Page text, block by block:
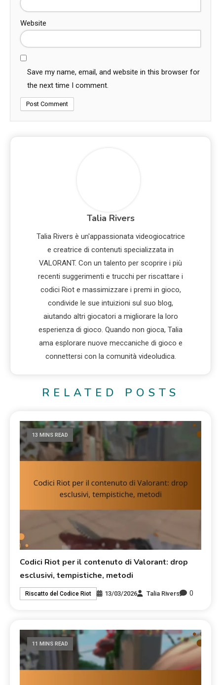
Website
Save my name, email, and website in this browser for
the next time I comment.
Talia Rivers
Talia Rivers è un'appassionata videogiocatrice
e creatrice di contenuti specializzata in
VALORANT. Con un talento per scoprire i più
recenti suggerimenti e trucchi per riscattare i
codici Riot e massimizzare i premi in gioco,
condivide le sue intuizioni sul suo blog,
aiutando altri giocatori a migliorare la loro
esperienza di gioco. Quando non gioca, Talia
ama esplorare nuove meccaniche di gioco e
connettersi con la comunità videoludica.
RELATED POSTS
13 MINS READ
Codici Riot per il contenuto di Valorant: drop
esclusivi, tempistiche, metodi
Riscatto del Codice Riot 13/03/2026 Talia Rivers 0
11 MINS READ